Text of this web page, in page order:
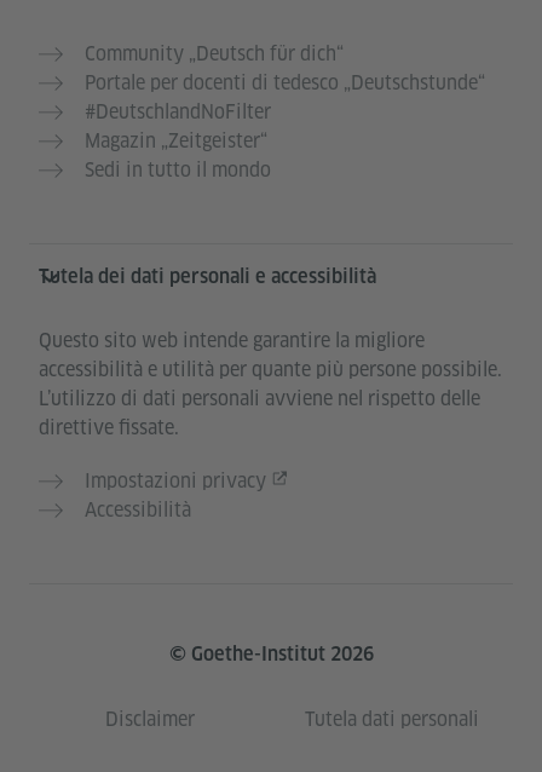
Community „Deutsch für dich“
Portale per docenti di tedesco „Deutschstunde“
#DeutschlandNoFilter
Magazin „Zeitgeister“
Sedi in tutto il mondo
Tutela dei dati personali e accessibilità
Questo sito web intende garantire la migliore
accessibilità e utilità per quante più persone possibile.
L’utilizzo di dati personali avviene nel rispetto delle
direttive fissate.
Impostazioni privacy
Accessibilità
© Goethe-Institut 2026
Disclaimer Tutela dati personali